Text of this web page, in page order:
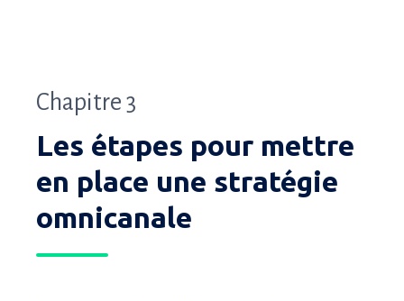
Chapitre 3
Les étapes pour mettre
en place une stratégie
omnicanale